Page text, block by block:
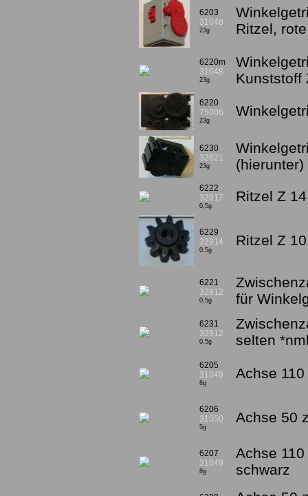
6203
31048
23g
Ritzel,
6220m
31048
23g
Kunststoff
6220
75006
23g
6230
32621
23g
6222
32917
0,5g
Ritzel Z
6229
32914
0,5g
Ritzel Z
6221
32912
0,5g
für
6231
32912
0,5g
selten
6205
31049
8g
Achse
6206
31050
5g
Achse 50
6207
31049
8g
Achse
schwarz